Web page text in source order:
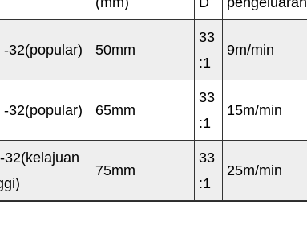
-32(popular) 50mm
33
:1
9m/min
-32(popular) 65mm
33
:1
15m/min
32(kelajuan
75mm
33
:1
25m/min